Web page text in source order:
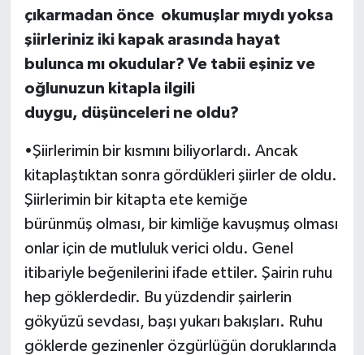
çıkarmadan önce okumuşlar mıydı yoksa
şiirleriniz iki kapak arasında hayat
bulunca mı okudular? Ve tabii eşiniz ve
oğlunuzun kitapla ilgili
duygu, düşünceleri ne oldu?
•Şiirlerimin bir kısmını biliyorlardı. Ancak
kitaplaştıktan sonra gördükleri şiirler de oldu.
Şiirlerimin bir kitapta ete kemiğe
bürünmüş olması, bir kimliğe kavuşmuş olması
onlar için de mutluluk verici oldu. Genel
itibariyle beğenilerini ifade ettiler. Şairin ruhu
hep göklerdedir. Bu yüzdendir şairlerin
gökyüzü sevdası, başı yukarı bakışları. Ruhu
göklerde gezinenler özgürlüğün doruklarında